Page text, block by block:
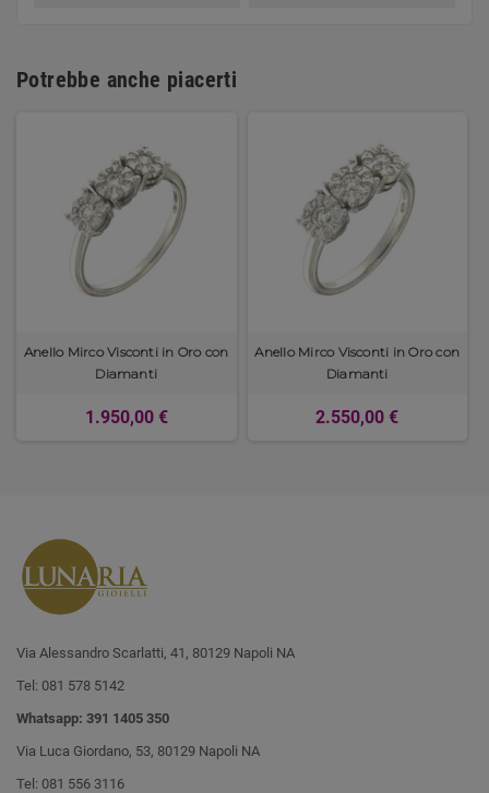
Potrebbe anche piacerti
Anello Mirco Visconti in Oro con
Diamanti
1.950,00 €
Anello Mirco Visconti in Oro con
Diamanti
2.550,00 €
Via Alessandro Scarlatti, 41, 80129 Napoli NA
Tel: 081 578 5142
Whatsapp: 391 1405 350
Via Luca Giordano, 53, 80129 Napoli NA
Tel: 081 556 3116